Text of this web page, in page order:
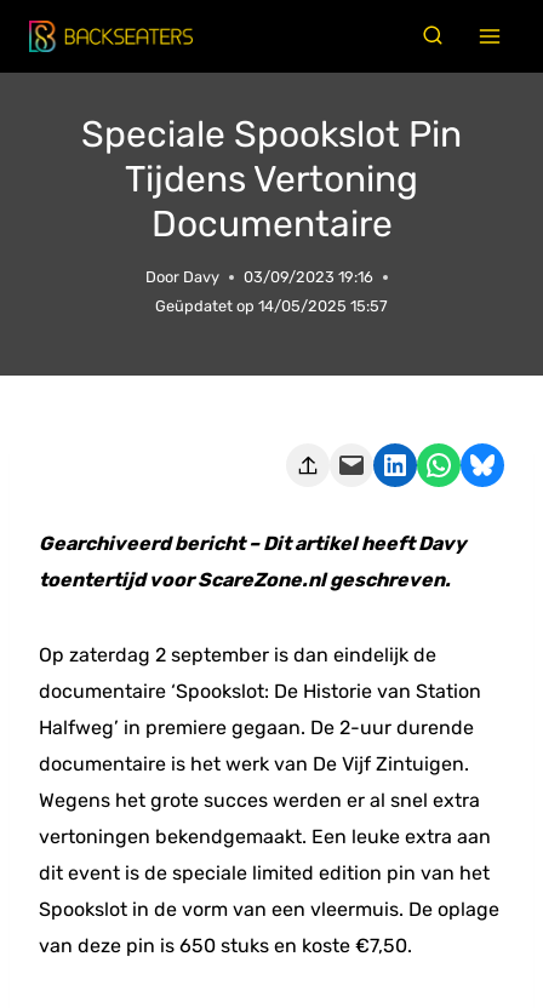
Doorgaan
naar
Speciale Spookslot Pin
Tijdens Vertoning
Documentaire
Door Davy
03/09/2023 19:16
Geüpdatet op 14/05/2025 15:57
Deze pagina e-mailen Delen op LinkedIn Delen via WhatsApp Share on Bluesky
Gearchiveerd bericht – Dit artikel heeft Davy
toentertijd voor ScareZone.nl geschreven.
Op zaterdag 2 september is dan eindelijk de
documentaire ‘Spookslot: De Historie van Station
Halfweg’ in premiere gegaan. De 2-uur durende
documentaire is het werk van De Vijf Zintuigen.
Wegens het grote succes werden er al snel extra
vertoningen bekendgemaakt. Een leuke extra aan
dit event is de speciale limited edition pin van het
Spookslot in de vorm van een vleermuis. De oplage
van deze pin is 650 stuks en koste €7,50.